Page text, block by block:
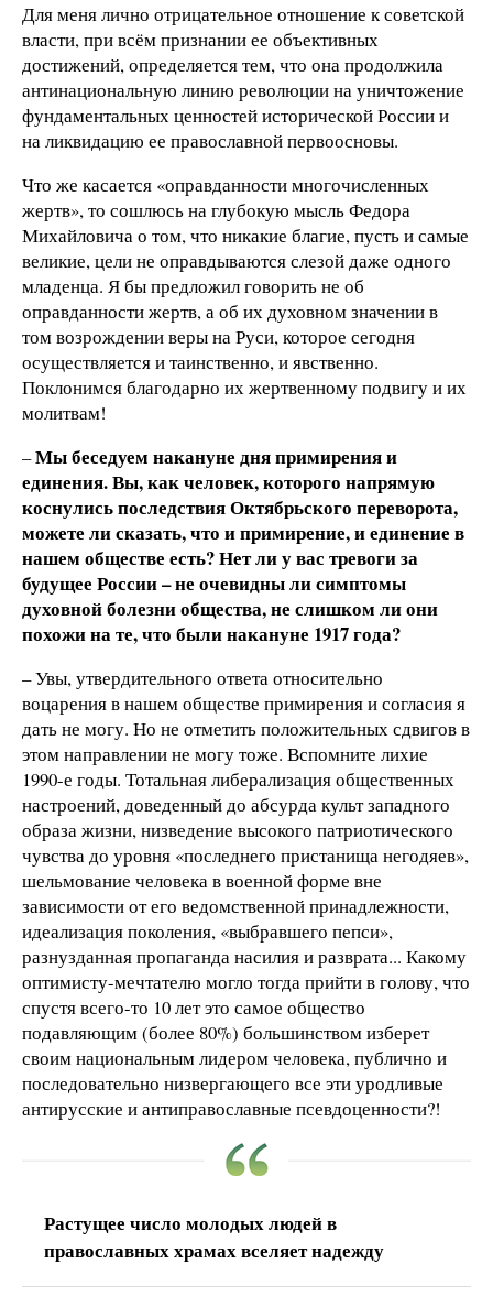
Для меня лично отрицательное отношение к советской
власти, при всём признании ее объективных
достижений, определяется тем, что она продолжила
антинациональную линию революции на уничтожение
фундаментальных ценностей исторической России и
на ликвидацию ее православной первоосновы.
Что же касается «оправданности многочисленных
жертв», то сошлюсь на глубокую мысль Федора
Михайловича о том, что никакие благие, пусть и самые
великие, цели не оправдываются слезой даже одного
младенца. Я бы предложил говорить не об
оправданности жертв, а об их духовном значении в
том возрождении веры на Руси, которое сегодня
осуществляется и таинственно, и явственно.
Поклонимся благодарно их жертвенному подвигу и их
молитвам!
–Мы беседуем накануне дня примирения и
единения. Вы, как человек, которого напрямую
коснулись последствия Октябрьского переворота,
можете ли сказать, что и примирение, и единение в
нашем обществе есть? Нет ли у вас тревоги за
будущее России – не очевидны ли симптомы
духовной болезни общества, не слишком ли они
похожи на те, что были накануне 1917 года?
– Увы, утвердительного ответа относительно
воцарения в нашем обществе примирения и согласия я
дать не могу. Но не отметить положительных сдвигов в
этом направлении не могу тоже. Вспомните лихие
1990-е годы. Тотальная либерализация общественных
настроений, доведенный до абсурда культ западного
образа жизни, низведение высокого патриотического
чувства до уровня «последнего пристанища негодяев»,
шельмование человека в военной форме вне
зависимости от его ведомственной принадлежности,
идеализация поколения, «выбравшего пепси»,
разнузданная пропаганда насилия и разврата... Какому
оптимисту-мечтателю могло тогда прийти в голову, что
спустя всего-то 10 лет это самое общество
подавляющим (более 80%) большинством изберет
своим национальным лидером человека, публично и
последовательно низвергающего все эти уродливые
антирусские и антиправославные псевдоценности?!
Растущее число молодых людей в
православных храмах вселяет надежду